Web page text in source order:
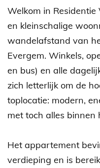
Welkom in
en kleinschalige
wandelafstand van
Evergem. Winkels,
en bus) en alle
zich letterlijk om de
toplocatie: modern,
met toch alles binnen
Het appartement
verdieping en is